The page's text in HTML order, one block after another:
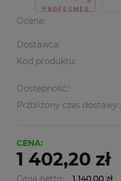
Ocena:
Dostawca:
Kod produktu:
Dostepność::
Przbliżony czas dostawy::
CENA:
1 402,20 zł
Cena netto: 1 140,00 zł